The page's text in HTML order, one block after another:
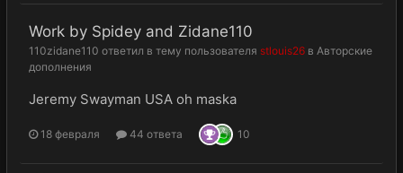
Work by Spidey and Zidane110
110zidane110 ответил в тему пользователя stlouis26 в Авторские
дополнения
Jeremy Swayman USA oh maska
18 февраля 44 ответа 10